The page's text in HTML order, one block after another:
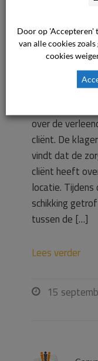
over de
cliënt. De
vindt dat de
cliënt heeft
locatie.
schikking
tussen de […]
Lees verder
 15
Door op 'Accepteren'
van alle cookies
cookies